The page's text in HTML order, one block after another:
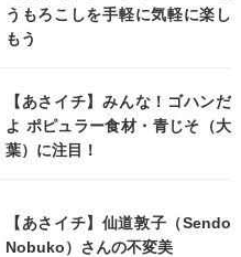
うもろこしを手軽に気軽に楽し
もう
【あさイチ】みんな！ゴハンだ
よ ポピュラー食材・青じそ（大
葉）に注目！
【あさイチ】仙道敦子（Sendo
Nobuko）さんの不変美